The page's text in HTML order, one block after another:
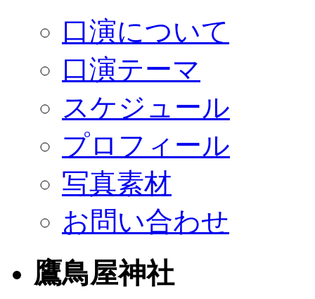
口演について
口演テーマ
スケジュール
プロフィール
写真素材
お問い合わせ
鷹鳥屋神社